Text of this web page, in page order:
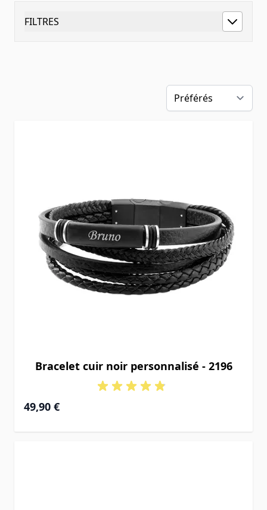
FILTRES
Bracelet cuir noir personnalisé - 2196
49,90 €